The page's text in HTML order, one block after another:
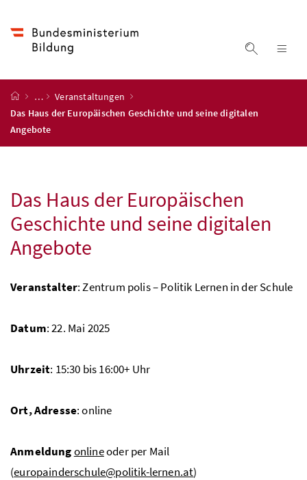
Suche
Startseite
…
Veranstaltungen
Das Haus der Europäischen Geschichte und seine digitalen
Angebote
Das Haus der Europäischen
Geschichte und seine digitalen
Angebote
Veranstalter: Zentrum polis – Politik Lernen in der Schule
Datum: 22. Mai 2025
Uhrzeit: 15:30 bis 16:00+ Uhr
Ort, Adresse: online
Anmeldungonlineoder per Mail
(europainderschule@politik-lernen.at)